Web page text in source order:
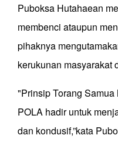
Puboksa Hutahaean
membenci ataupun
pihaknya
kerukunan masyarakat
"Prinsip Torang
POLA hadir untuk
dan kondusif,”kata